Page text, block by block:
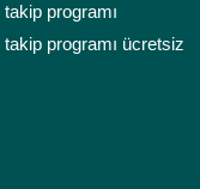
programı
programı ücretsiz